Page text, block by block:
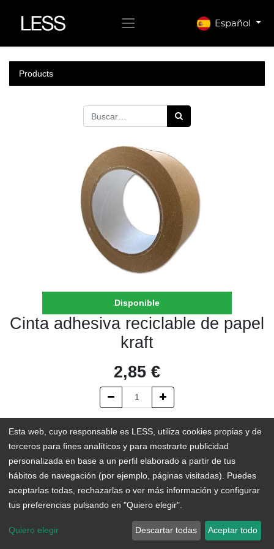
Español
Products
Disponible
Cinta adhesiva reciclable de papel
kraft
2,85 €
AÑADIR AL CARRITO
En existencias
Add to Wishlist
Cinta para embalar, 100% reciclable, fabricada en papel Kraft y
con adhesivo de caucho natural
Esta web, cuyo responsable es LESS, utiliza cookies propias y de
terceros para fines analíticos y para mostrarte publicidad
personalizada en base a un perfil elaborado a partir de tus
hábitos de navegación (por ejemplo, páginas visitadas). Puedes
aceptarlas todas, rechazarlas o ver más información y configurar
tus preferencias pulsando en "Quiero elegir".
Quiero elegir Descartar todas Aceptar todo